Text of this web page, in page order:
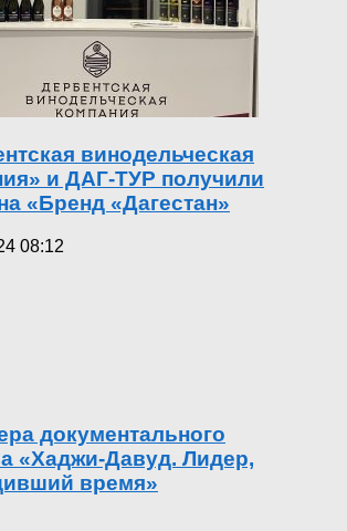
винодельческая
и ДАГ-ТУР получили
«Бренд «Дагестан»
08:12
документального
«Хаджи-Давуд. Лидер,
время»